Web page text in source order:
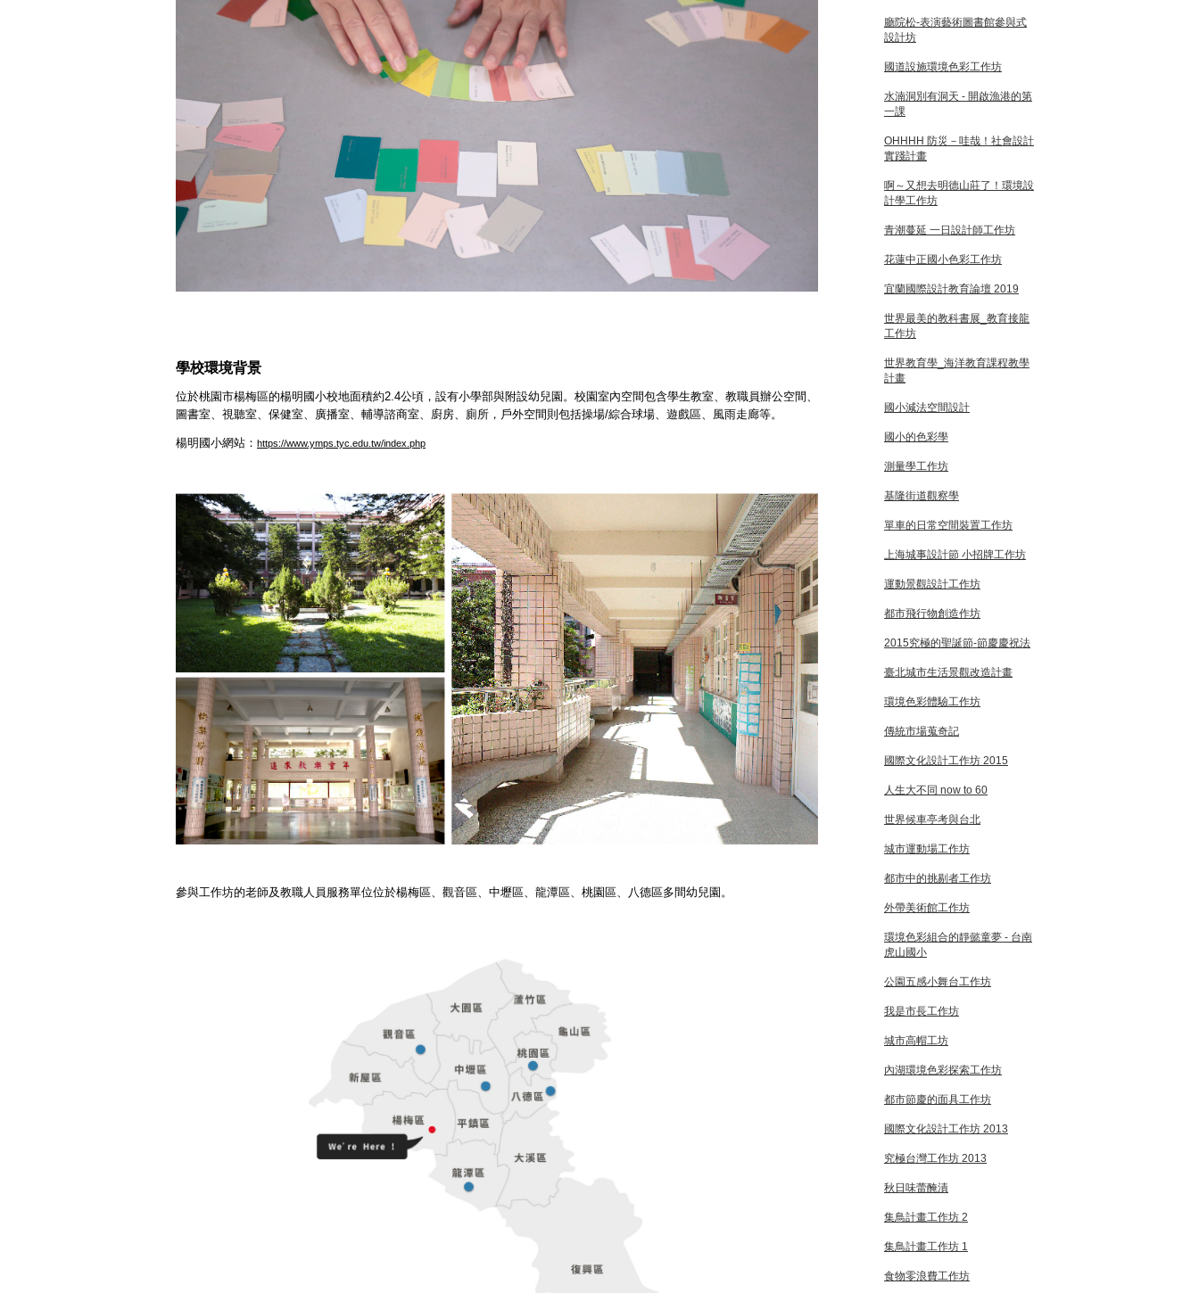
學校環境背景
位於桃園市楊梅區的楊明國小校地面積約2.4公頃，設有小學部與附設幼兒園。校園室內空間包含學生教室、教職員辦公空間、
圖書室、視聽室、保健室、廣播室、輔導諮商室、廚房、廁所，戶外空間則包括操場/綜合球場、遊戲區、風雨走廊等。
楊明國小網站： https://www.ymps.tyc.edu.tw/index.php
參與工作坊的老師及教職人員服務單位位於楊梅區、觀音區、中壢區、龍潭區、桃園區、八德區多間幼兒園。
廳院松-表演藝術圖書館參與式
設計坊
國道設施環境色彩工作坊
水湳洞別有洞天 - 開啟漁港的第
一課
OHHHH 防災－哇哉！社會設計
實踐計畫
啊～又想去明德山莊了！環境設
計學工作坊
青潮蔓延 一日設計師工作坊
花蓮中正國小色彩工作坊
宜蘭國際設計教育論壇 2019
世界最美的教科書展_教育接龍
工作坊
世界教育學_海洋教育課程教學
計畫
國小減法空間設計
國小的色彩學
測量學工作坊
基隆街道觀察學
單車的日常空間裝置工作坊
上海城事設計節 小招牌工作坊
運動景觀設計工作坊
都市飛行物創造作坊
2015究極的聖誕節-節慶慶祝法
臺北城市生活景觀改造計畫
環境色彩體驗工作坊
傳統市場蒐奇記
國際文化設計工作坊 2015
人生大不同 now to 60
世界候車亭考與台北
城市運動場工作坊
都市中的挑剔者工作坊
外帶美術館工作坊
環境色彩組合的靜懿童夢 - 台南
虎山國小
公園五感小舞台工作坊
我是市長工作坊
城市高帽工坊
內湖環境色彩探索工作坊
都市節慶的面具工作坊
國際文化設計工作坊 2013
究極台灣工作坊 2013
秋日味蕾醃漬
集鳥計畫工作坊 2
集鳥計畫工作坊 1
食物零浪費工作坊